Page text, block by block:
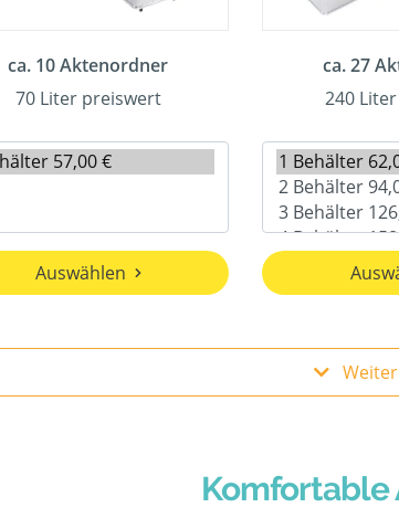
ca. 10 Aktenordner
70 Liter preiswert
Auswählen
ca. 27
240
Komfortable